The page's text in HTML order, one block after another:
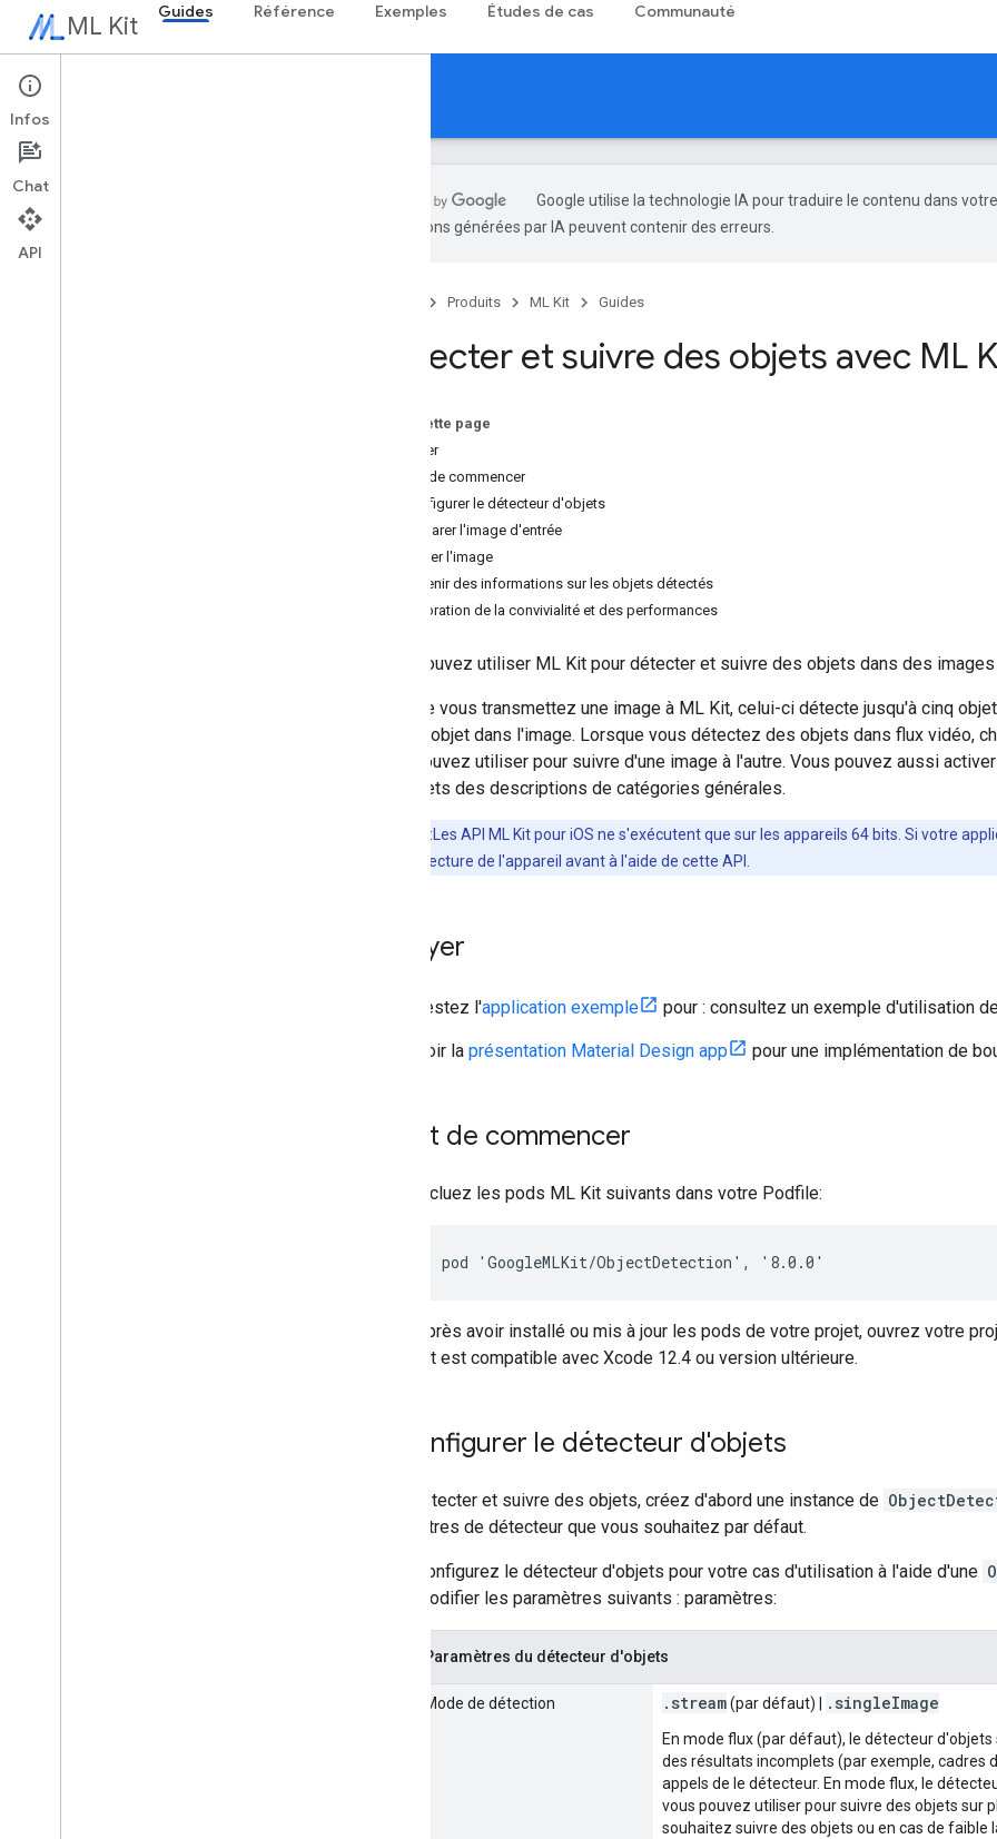
ML Kit Guides Référence Exemples Études de cas Communauté
Guides
Aperçu
Google utilise la technologie IA pour traduire le contenu dans
traductions générées par IA peuvent contenir des erreurs.
Produits ML Kit Guides
Détecter et suivre des objets avec ML
Sur cette page
Essayer
Avant de commencer
1. Configurer le détecteur d'objets
2. Préparer l'image d'entrée
3. Traiter l'image
4. Obtenir des informations sur les objets détectés
Amélioration de la convivialité et des performances
Vous pouvez utiliser ML Kit pour détecter et suivre des objets dans des
Lorsque vous transmettez une image à ML Kit, celui-ci détecte jusqu'à cinq
chaque objet dans l'image. Lorsque vous détectez des objets dans flux vidéo,
vous pouvez utiliser pour suivre d'une image à l'autre. Vous pouvez aussi
aux objets des descriptions de catégories générales.
:Les API ML Kit pour iOS ne s'exécutent que sur les appareils 64 bits. Si votre
vérifiez l'architecture de l'appareil avant à l'aide de cette API.
Essayer
Testez l'application exemple pour : consultez un exemple d'utilisation
Voir la présentation Material Design app pour une implémentation de
Avant de commencer
Incluez les pods ML Kit suivants dans votre Podfile:
Après avoir installé ou mis à jour les pods de votre projet, ouvrez votre
Kit est compatible avec Xcode 12.4 ou version ultérieure.
Configurer le détecteur d'objets
Pour détecter et suivre des objets, créez d'abord une instance de
paramètres de détecteur que vous souhaitez par défaut.
Configurez le détecteur d'objets pour votre cas d'utilisation à l'aide d'une
modifier les paramètres suivants : paramètres:
Paramètres du détecteur d'objets
Mode de détection . stream(par défaut) | . singleImage
En mode flux (par défaut), le détecteur
des résultats incomplets (par exemple, cadres
appels de le détecteur. En mode flux, le
vous pouvez utiliser pour suivre des objets sur
souhaitez suivre des objets ou en cas de
Infos
Chat
API